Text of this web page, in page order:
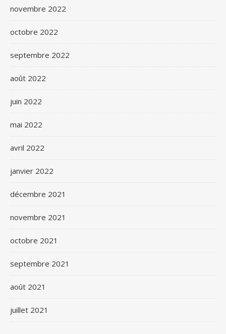
novembre 2022
octobre 2022
septembre 2022
août 2022
juin 2022
mai 2022
avril 2022
janvier 2022
décembre 2021
novembre 2021
octobre 2021
septembre 2021
août 2021
juillet 2021